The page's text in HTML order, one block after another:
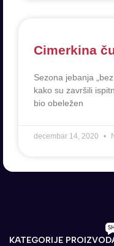
Cimerkina
Sezona jebanja
kako su završili
bio obeležen
decembar 14, 2020
KATEGORIJE